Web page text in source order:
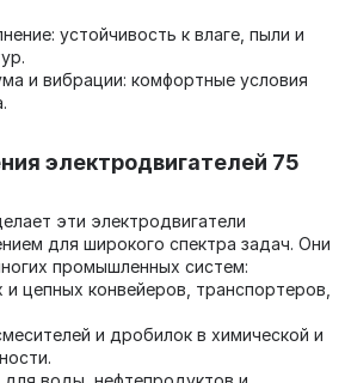
устойчивость к влаге, пыли и
и вибрации: комфортные условия
электродвигателей 75
эти электродвигатели
для широкого спектра задач. Они
промышленных систем:
цепных конвейеров, транспортеров,
и дробилок в химической и